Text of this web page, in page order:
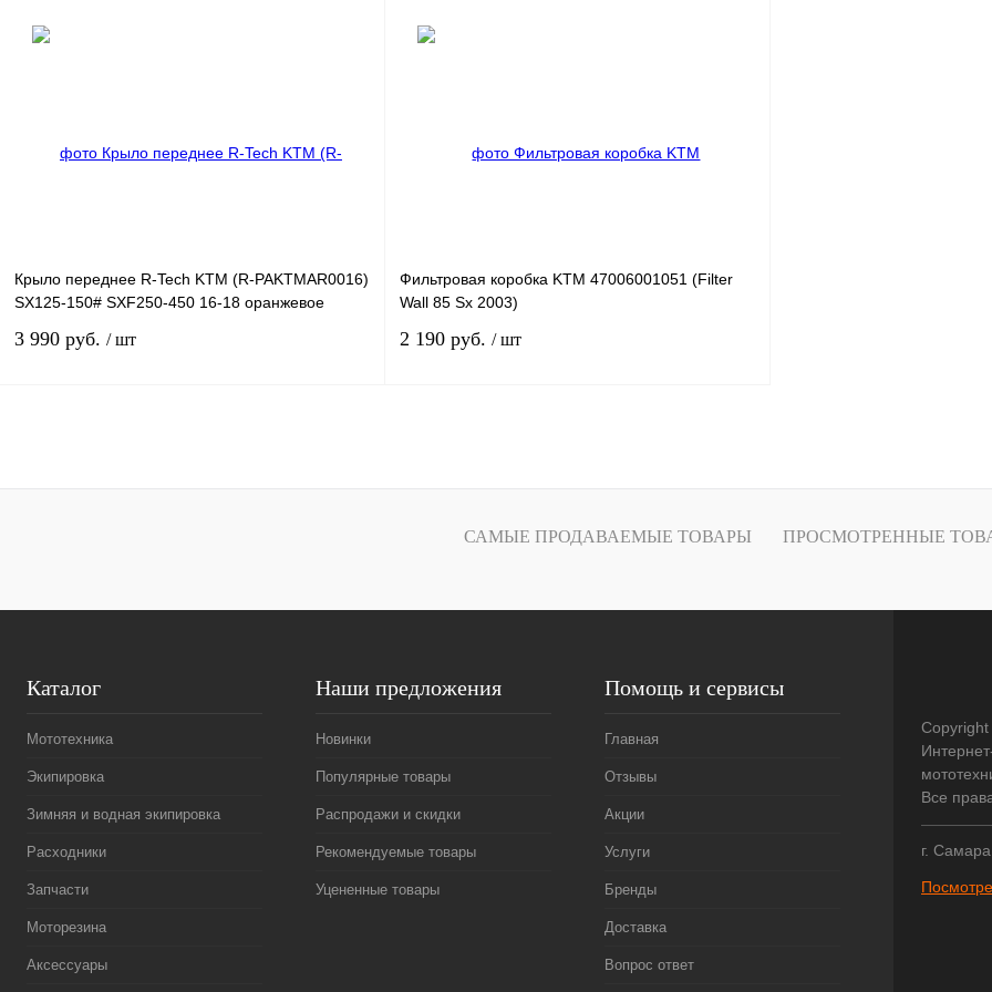
наличии
наличии
Крыло переднее R-Tech KTM (R-PAKTMAR0016)
SX125-150# SXF250-450 16-18 оранжевое
3 990 руб. / шт
Купить в 1 клик К сравнению
Фильтровая коробка KTM 47006001051 (Filter
Wall 85 Sx 2003)
2 190 руб. / шт
Купить в 1 клик К сравнению
САМЫЕ ПРОДАВАЕМЫЕ ТОВАРЫ ПРОСМОТРЕННЫЕ
Каталог
Мототехника
Экипировка
Зимняя и водная экипировка
Расходники
Запчасти
Моторезина
Аксессуары
Наши предложения
Новинки
Популярные товары
Распродажи и скидки
Рекомендуемые товары
Уцененные товары
Помощь и сервисы
Главная
Отзывы
Акции
Услуги
Бренды
Доставка
Вопрос ответ
Все
г.